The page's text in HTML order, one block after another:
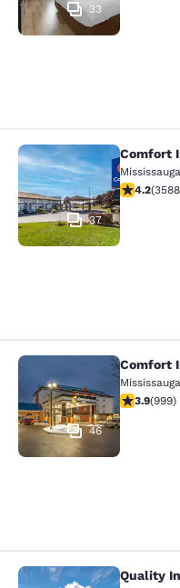
33
Comfort Inn
37
Comfort
Mississauga
calificación
4.2(3588
Comfort Inn
46
Comfort
Mississauga
calificación
3.9(999)
Quality Inn &
Quality